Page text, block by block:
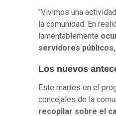
"Vivimos una
la comunidad. En
lamentablemente
servidores
Los nuevos
Este martes en el
concejales de la
recopilar sobre el